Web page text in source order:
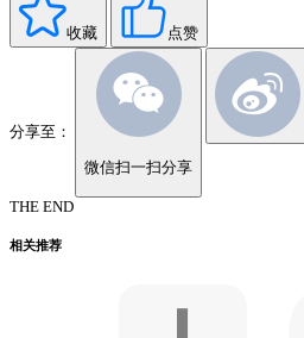
收藏 点赞
分享至：
微信扫一扫分享
THE END
相关推荐